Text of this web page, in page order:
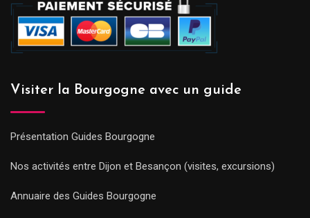
Visiter la Bourgogne avec un guide
Présentation Guides Bourgogne
Nos activités entre Dijon et Besançon (visites, excursions)
Annuaire des Guides Bourgogne